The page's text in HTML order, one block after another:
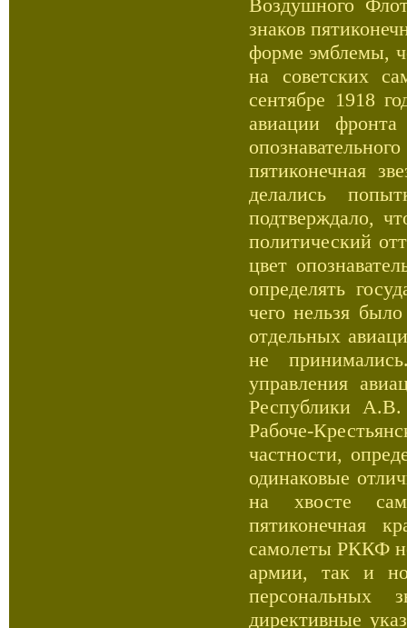
Воздушного
знаков
форме эмблемы,
на советских
сентябре 1918
авиации
пятиконечная
делались
подтверждало,
политический
цвет
определять
чего нельзя
отдельных
не
управления
Республики
Рабоче-
частности,
одинаковые
на хвосте
пятиконечная
самолеты РККФ
армии, так и
персональных
директивные